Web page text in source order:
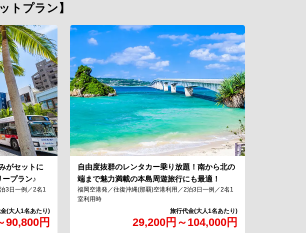
トプラン】
がセットに
プラン♪
90,800円
3日一例／2名1
自由度抜群のレンタカー乗り放題！南から北の
端まで魅力満載の本島周遊旅行にも最適！
29,200円 ～104,000円
福岡空港発／往復沖縄(那覇)空港利用／2泊3日一例／2名1
室利用時